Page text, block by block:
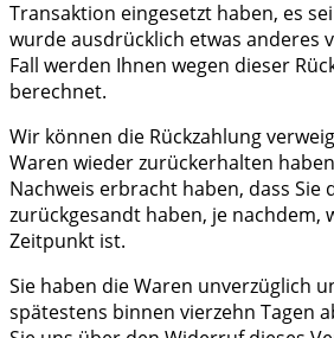
Transaktion eingesetzt haben, es
wurde ausdrücklich etwas anderes
Fall werden Ihnen wegen dieser
berechnet.
Wir können die Rückzahlung
Waren wieder zurückerhalten
Nachweis erbracht haben, dass Sie
zurückgesandt haben, je nachdem,
Zeitpunkt ist.
Sie haben die Waren unverzüglich
spätestens binnen vierzehn Tagen